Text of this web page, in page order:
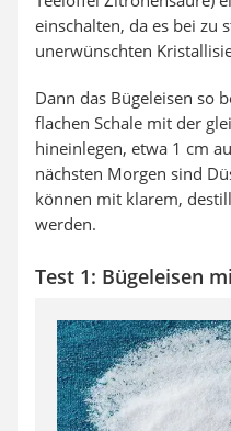
einschalten, da es bei zu
unerwünschten
Dann das Bügeleisen so
flachen Schale mit der
hineinlegen, etwa 1 cm
nächsten Morgen sind
können mit klarem,
werden.
Test 1: Bügeleisen